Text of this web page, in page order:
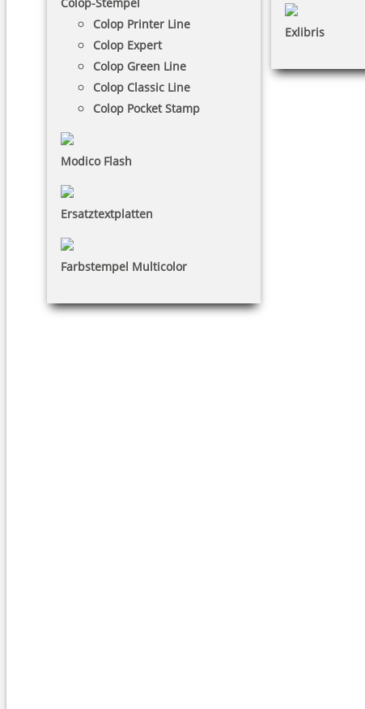
Colop Printer Line
Colop Expert
Colop Green Line
Colop Classic Line
Colop Pocket Stamp
Modico Flash
Ersatztextplatten
Farbstempel Multicolor
Exlibris